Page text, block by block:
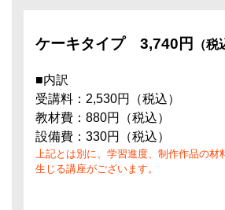
ケーキタイプ 3,740円 （税
■内訳
受講料：2,530円（税込）
教材費：880円（税込）
設備費：330円（税込）
上記とは別に、学習進度、制作作品の材
生じる講座がございます。